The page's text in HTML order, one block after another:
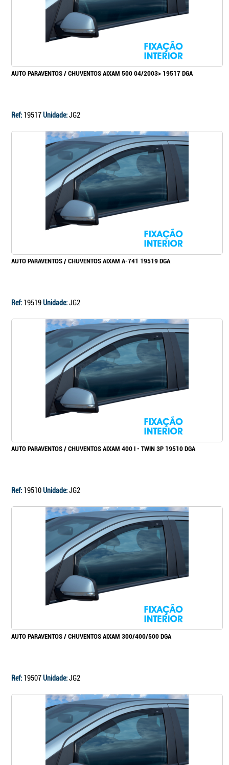
AUTO PARAVENTOS / CHUVENTOS AIXAM 500 04/2003> 19517 DGA
Ref: 19517Unidade:JG2
AUTO PARAVENTOS / CHUVENTOS AIXAM A-741 19519 DGA
Ref: 19519Unidade:JG2
AUTO PARAVENTOS / CHUVENTOS AIXAM 400 I - TWIN 3P 19510 DGA
Ref: 19510Unidade:JG2
AUTO PARAVENTOS / CHUVENTOS AIXAM 300/400/500 DGA
Ref: 19507Unidade:JG2
Continuar a comprar